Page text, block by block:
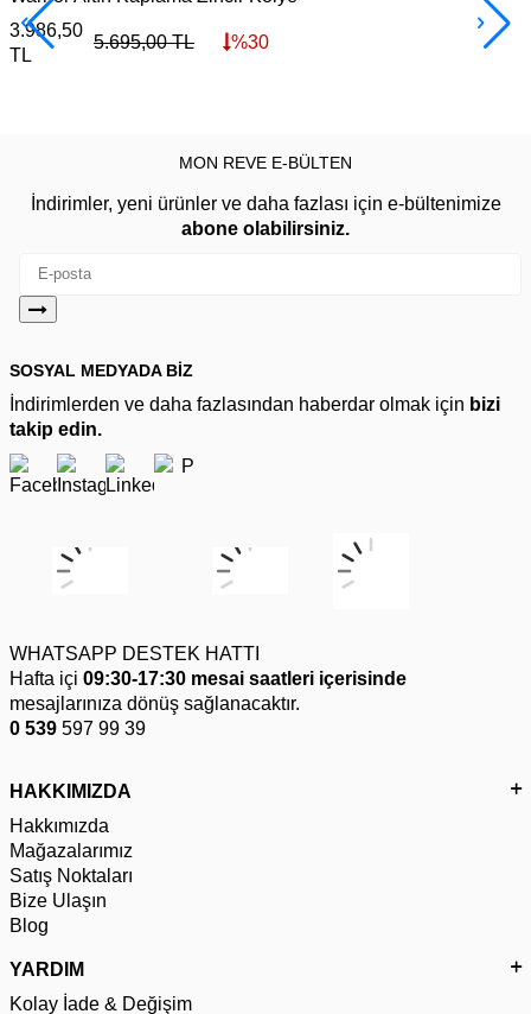
3.986,50
TL
5.695,00TL %30
MON REVE E-BÜLTEN
İndirimler, yeni ürünler ve daha fazlası için e-bültenimize
abone olabilirsiniz.
SOSYAL MEDYADA BİZ
İndirimlerden ve daha fazlasından haberdar olmak için bizi
takip edin.
WHATSAPP DESTEK HATTI
Hafta içi 09:30-17:30 mesai saatleri içerisinde
mesajlarınıza dönüş sağlanacaktır.
0 539 597 99 39
HAKKIMIZDA
Hakkımızda
Mağazalarımız
Satış Noktaları
Bize Ulaşın
Blog
YARDIM
Kolay İade & Değişim